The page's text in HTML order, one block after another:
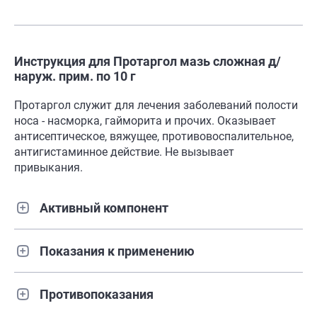
Инструкция для Протаргол мазь сложная д/
наруж. прим. по 10 г
Протаргол служит для лечения заболеваний полости
носа - насморка, гайморита и прочих. Оказывает
антисептическое, вяжущее, противовоспалительное,
антигистаминное действие. Не вызывает
привыкания.
Активный компонент
Показания к применению
Противопоказания